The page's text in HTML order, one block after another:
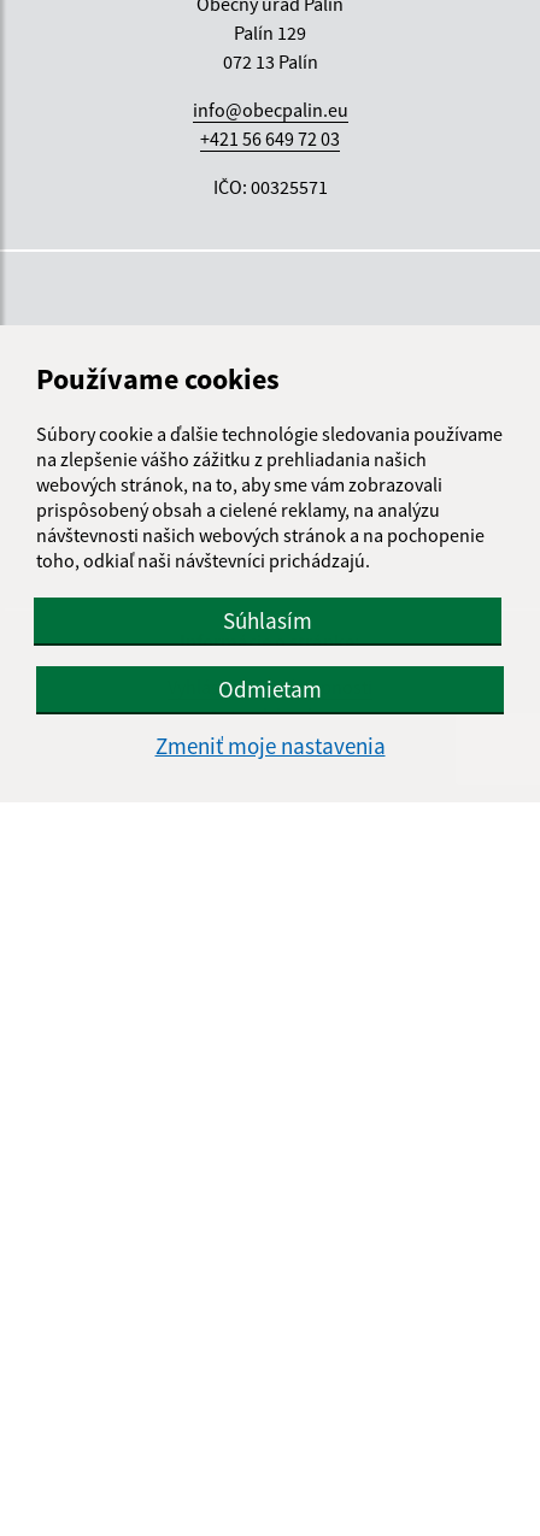
Používame cookies
Súbory cookie a ďalšie technológie sledovania používame
na zlepšenie vášho zážitku z prehliadania našich
webových stránok, na to, aby sme vám zobrazovali
prispôsobený obsah a cielené reklamy, na analýzu
návštevnosti našich webových stránok a na pochopenie
toho, odkiaľ naši návštevníci prichádzajú.
Súhlasím
Odmietam
Zmeniť moje nastavenia
Palín 129
072 13 Palín
info@obecpalin.eu
+421 56 649 72 03
IČO: 00325571
Informácie o stránke:
Vyhlásenie o prístupnosti
Autorské práva
Ochrana osobných údajov